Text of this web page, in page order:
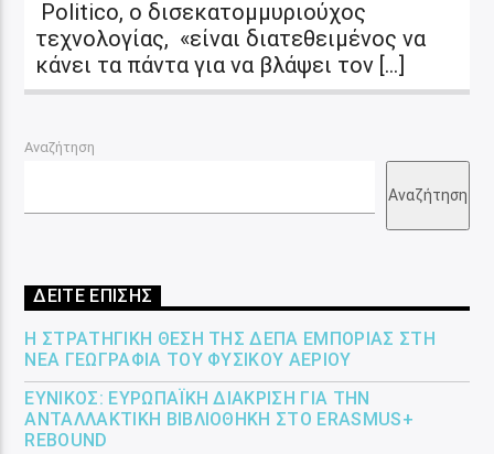
Politico, ο δισεκατομμυριούχος
τεχνολογίας, «είναι διατεθειμένος να
κάνει τα πάντα για να βλάψει τον […]
Αναζήτηση
Αναζήτηση
ΔΕΙΤΕ ΕΠΙΣΗΣ
Η ΣΤΡΑΤΗΓΙΚΉ ΘΈΣΗ ΤΗΣ ΔΕΠΑ ΕΜΠΟΡΊΑΣ ΣΤΗ
ΝΈΑ ΓΕΩΓΡΑΦΊΑ ΤΟΥ ΦΥΣΙΚΟΎ ΑΕΡΊΟΥ
ΕΎΝΙΚΟΣ: ΕΥΡΩΠΑΪΚΉ ΔΙΆΚΡΙΣΗ ΓΙΑ ΤΗΝ
ΑΝΤΑΛΛΑΚΤΙΚΉ ΒΙΒΛΙΟΘΉΚΗ ΣΤΟ ERASMUS+
REBOUND